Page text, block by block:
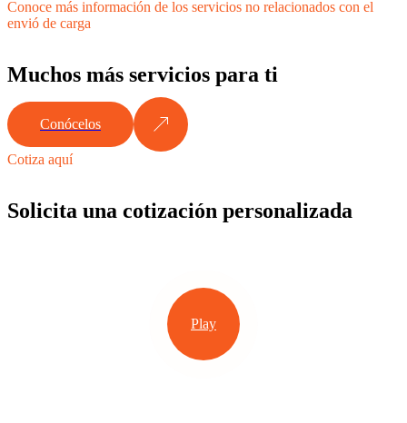
Conoce más información de los servicios no relacionados con el
envió de carga
Muchos más servicios para ti
Conócelos
Cotiza aquí
Solicita una cotización personalizada
Play